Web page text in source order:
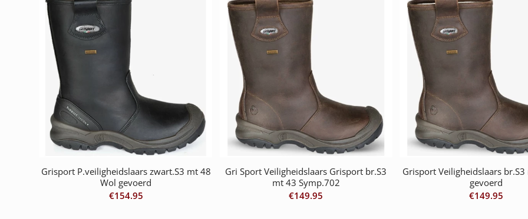
Grisport P.veiligheidslaars zwart.S3 mt 48
Wol gevoerd
€154.95
Gri Sport Veiligheidslaars Grisport br.S3
mt 43 Symp.702
€149.95
Grisport Veiligheidslaars
gevoerd
€149.95